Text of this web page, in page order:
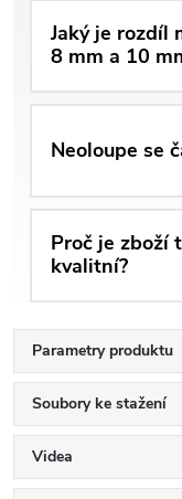
Jaký je rozdíl
8 mm a 10
Neoloupe se
Proč je zboží
kvalitní?
Parametry produktu
Soubory ke stažení
Videa